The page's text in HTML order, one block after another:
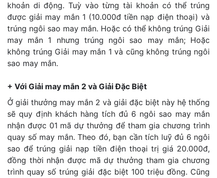
khoản di động. Tuỳ vào từng tài khoản có thể trúng
được giải may mắn 1 (10.000đ tiền nạp điện thoại) và
trúng ngôi sao may mắn. Hoặc có thể không trúng Giải
may mắn 1 nhưng trúng ngôi sao may mắn; Hoặc
không trúng Giải may mắn 1 và cũng không trúng ngôi
sao may mắn.
+ Với Giải may mắn 2 và Giải Đặc Biệt
Ở giải thưởng may mắn 2 và giải đặc biệt này hệ thống
sẽ quy định khách hàng tích đủ 6 ngôi sao may mắn
nhận được 01 mã dự thưởng để tham gia chương trình
quay số may mắn. Theo đó, bạn cần tích luỹ đủ 6 ngôi
sao để trúng giải nạp tiền điện thoại trị giá 20.000đ,
đồng thời nhận được mã dự thưởng tham gia chương
trình quay số trúng giải đặc biệt 100 triệu đồng. Cũng